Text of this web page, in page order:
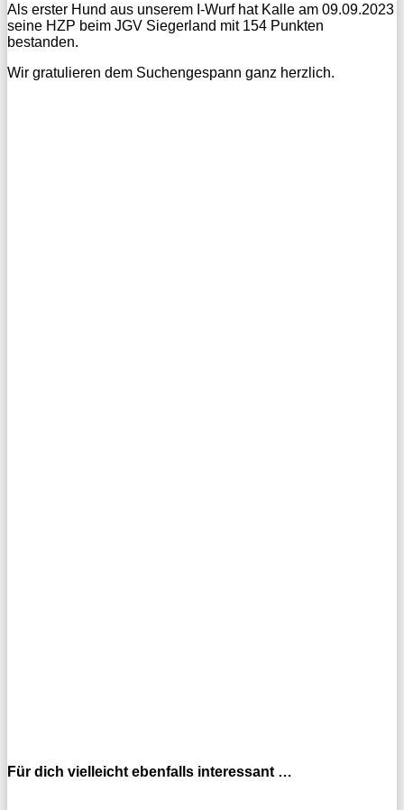
Als erster Hund aus unserem I-Wurf hat Kalle am 09.09.2023
seine HZP beim JGV Siegerland mit 154 Punkten
bestanden.
Wir gratulieren dem Suchengespann ganz herzlich.
Für dich vielleicht ebenfalls interessant …